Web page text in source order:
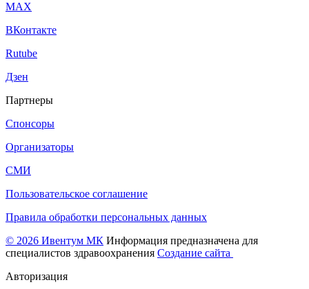
МАХ
ВКонтакте
Rutube
Дзен
Партнеры
Спонсоры
Организаторы
СМИ
Пользовательское соглашение
Правила обработки персональных данных
© 2026 Ивентум МК Информация предназначена для
специалистов здравоохранения Создание сайта
Авторизация